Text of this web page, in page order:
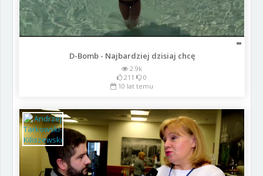
D-Bomb - Najbardziej dzisiaj chcę
2.9k
211
0
10 lat temu